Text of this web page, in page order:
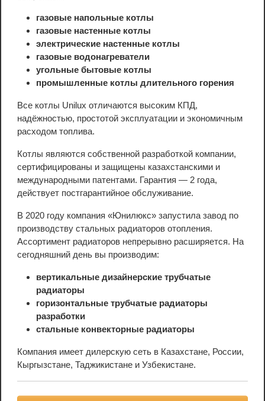
газовые напольные котлы
газовые настенные котлы
электрические настенные котлы
газовые водонагреватели
угольные бытовые котлы
промышленные котлы длительного горения
Все котлы Unilux отличаются высоким КПД,
надёжностью, простотой эксплуатации и экономичным
расходом топлива.
Котлы являются собственной разработкой компании,
сертифицированы и защищены казахстанскими и
международными патентами. Гарантия — 2 года,
действует постгарантийное обслуживание.
В 2020 году компания «Юнилюкс» запустила завод по
производству стальных радиаторов отопления.
Ассортимент радиаторов непрерывно расширяется. На
сегодняшний день вы производим:
вертикальные дизайнерские трубчатые
радиаторы
горизонтальные трубчатые радиаторы
разработки
стальные конвекторные радиаторы
Компания имеет дилерскую сеть в Казахстане, России,
Кыргызстане, Таджикистане и Узбекистане.